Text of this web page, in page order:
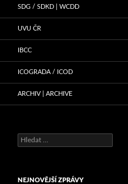
SDG / SDKD | WCDD
UVU ČR
IBCC
ICOGRADA / ICOD
ARCHIV | ARCHIVE
Vyhledávání
NEJNOVĚJŠÍ ZPRÁVY